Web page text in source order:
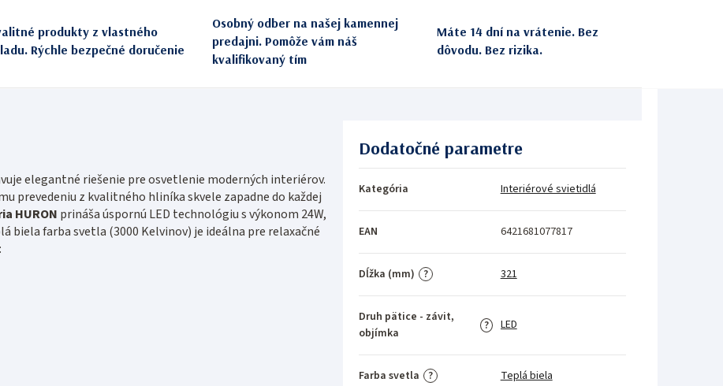
produkty z vlastného
Rýchle bezpečné doručenie
Osobný odber na našej kamennej
predajni. Pomôže vám náš
kvalifikovaný tím
Máte 14 dní na vrátenie. Bez
dôvodu. Bez rizika.
elegantné riešenie pre osvetlenie moderných interiérov.
prevedeniu z kvalitného hliníka skvele zapadne do každej
HURON prináša úspornú LED technológiu s výkonom 24W,
biela farba svetla (3000 Kelvinov) je ideálna pre relaxačné
Dodatočné parametre
Kategória Interiérové svietidlá
EAN 6421681077817
?
Dĺžka (mm) 321
?
Druh pätice - závit,
objímka
LED
?
Farba svetla Teplá biela